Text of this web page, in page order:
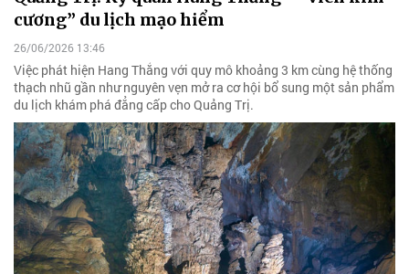
cương” du lịch mạo hiểm
26/06/2026 13:46
Việc phát hiện Hang Thắng với quy mô khoảng 3 km cùng hệ thống
thạch nhũ gần như nguyên vẹn mở ra cơ hội bổ sung một sản phẩm
du lịch khám phá đẳng cấp cho Quảng Trị.